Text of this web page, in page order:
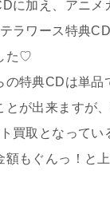
に加え、アニメ
ラワース特典
た♡
の特典CDは単品
とが出来ますが
買取となってい
額もぐんっ！と